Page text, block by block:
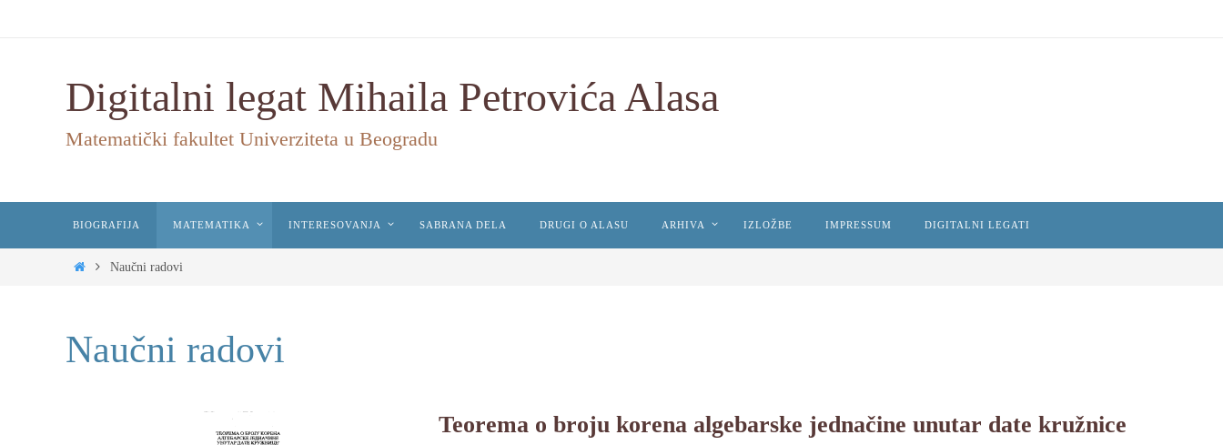
Digitalni legat Mihaila Petrovića Alasa
Matematički fakultet Univerziteta u Beogradu
BIOGRAFIJA MATEMATIKA INTERESOVANJA SABRANA DELA DRUGI O ALASU ARHIVA IZLOŽBE IMPRESSUM DIGITALNI LEGATI
Naučni radovi
Naučni radovi
Teorema o broju korena algebarske jednačine unutar date kružnice